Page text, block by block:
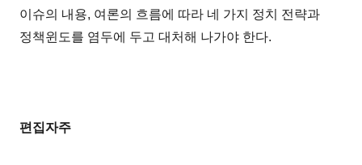
이슈의 내용, 여론의 흐름에 따라 네 가지 정치 전략과
정책윈도를 염두에 두고 대처해 나가야 한다.
편집자주